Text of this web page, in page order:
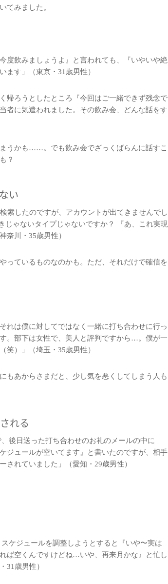
てみました。
度飲みましょうよ』と言われても、『いやいや絶
ます」（東京・31歳男性）
帰ろうとしたところ『今回はご一緒できず残念で
者に気遣われました。その飲み会、どんな話をす
うかも……。でも飲み会でざっくばらんに話すこ
？
い
索したのですが、アカウントが出てきませんでし
じゃないタイプじゃないですか？ 『あ、これ実現
川・35歳男性）
っているものなのかも。ただ、それだけで確信を
れは僕に対してではなく一緒に打ち合わせに行っ
。部下は女性で、美人と評判ですから…。僕が一
笑）」（埼玉・35歳男性）
あからさまだと、少し気を悪くしてしまう人も
れる
後日送った打ち合わせのお礼のメールの中に
ジュールが空いてます』と書いたのですが、相手
されていました」（愛知・29歳男性）
ケジュールを調整しようとすると『いや〜実は
ば空くんですけどね…いや、再来月かな』と忙し
31歳男性）